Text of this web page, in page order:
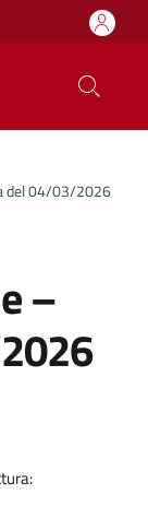
del 04/03/2026
–